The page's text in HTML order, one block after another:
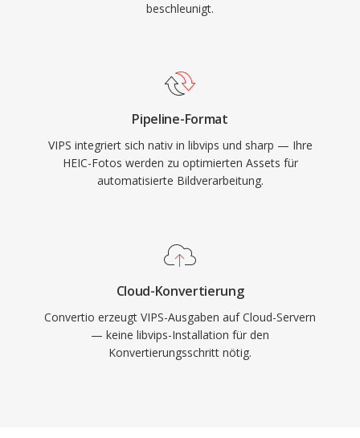
beschleunigt.
Pipeline-Format
VIPS integriert sich nativ in libvips und sharp — Ihre
HEIC-Fotos werden zu optimierten Assets für
automatisierte Bildverarbeitung.
Cloud-Konvertierung
Convertio erzeugt VIPS-Ausgaben auf Cloud-Servern
— keine libvips-Installation für den
Konvertierungsschritt nötig.